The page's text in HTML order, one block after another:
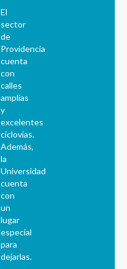
El
sector
de
Providencia
cuenta
con
calles
amplias
y
excelentes
ciclovías.
Además,
la
Universidad
cuenta
con
un
lugar
especial
para
dejarlas.